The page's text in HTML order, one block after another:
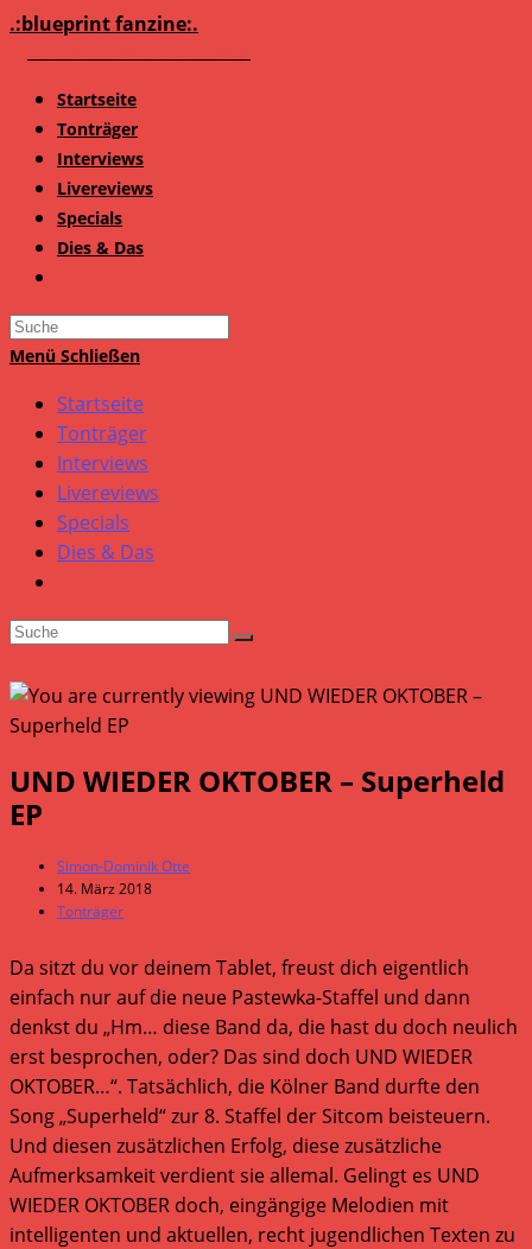
Zum
.:blueprint fanzine:.
Startseite
Tonträger
Interviews
Livereviews
Specials
Dies & Das
Search
this
Menü Schließen
Startseite
Tonträger
Interviews
Livereviews
Specials
Dies & Das
UND WIEDER OKTOBER – Superheld
EP
Beitrags-
Autor:
Simon-Dominik Otte
Beitrag
veröffentlicht:
14. März 2018
Beitrags-
Tonträger
Da sitzt du vor deinem Tablet, freust dich eigentlich
einfach nur auf die neue Pastewka-Staffel und dann
denkst du „Hm… diese Band da, die hast du doch neulich
erst besprochen, oder? Das sind doch UND WIEDER
OKTOBER…“. Tatsächlich, die Kölner Band durfte den
Song „Superheld“ zur 8. Staffel der Sitcom beisteuern.
Und diesen zusätzlichen Erfolg, diese zusätzliche
Aufmerksamkeit verdient sie allemal. Gelingt es UND
WIEDER OKTOBER doch, eingängige Melodien mit
intelligenten und aktuellen, recht jugendlichen Texten zu